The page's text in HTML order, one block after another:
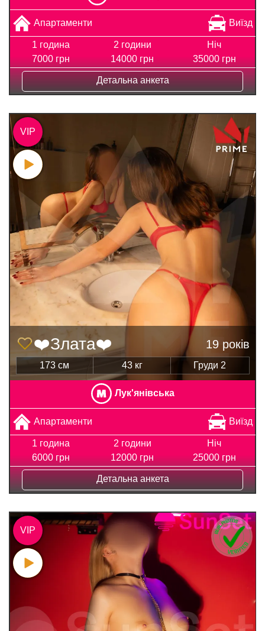
Апартаменти Виїзд
1 година
7000 грн
2 години
14000 грн
Ніч
35000 грн
Детальна анкета
❤️Злата❤️ 19 років
173 см 43 кг Груди 2
Лук'янівська
Апартаменти Виїзд
1 година
6000 грн
2 години
12000 грн
Ніч
25000 грн
Детальна анкета
VIP
VIP